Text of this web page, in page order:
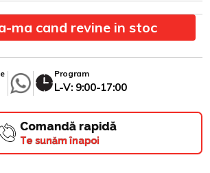
ma cand revine in stoc
Program
L-V: 9:00-17:00
Comandă rapidă
Te sunăm înapoi